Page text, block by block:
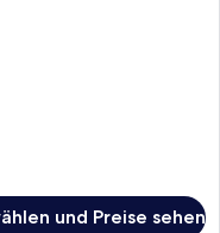
und Preise sehen